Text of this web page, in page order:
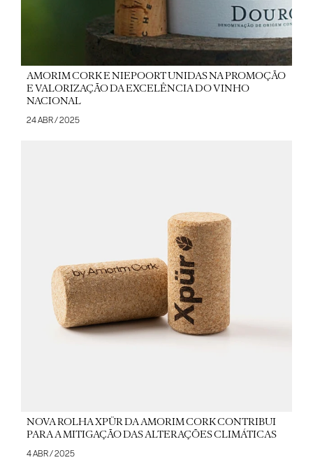
AMORIM CORK E NIEPOORT UNIDAS NA PROMOÇÃO
E VALORIZAÇÃO DA EXCELÊNCIA DO VINHO
NACIONAL
24 ABR / 2025
NOVA ROLHA XPÜR DA AMORIM CORK CONTRIBUI
PARA A MITIGAÇÃO DAS ALTERAÇÕES CLIMÁTICAS
4 ABR / 2025